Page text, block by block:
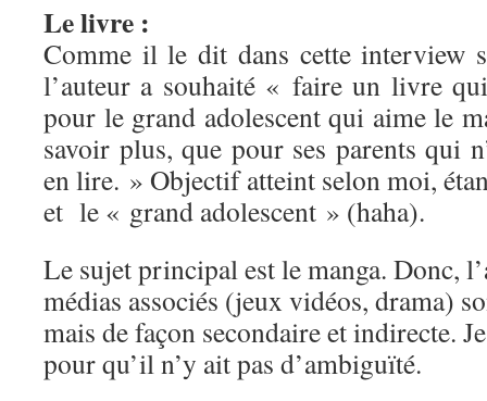
Le livre :
Comme il le dit dans cette
l’auteur a souhaité « faire un livre
pour le grand adolescent qui aime le
savoir plus, que pour ses parents qui
en lire. » Objectif atteint selon moi,
et le « grand adolescent » (haha).
Le sujet principal est le manga. Donc,
médias associés (jeux vidéos, drama)
mais de façon secondaire et indirecte.
pour qu’il n’y ait pas d’ambiguïté.